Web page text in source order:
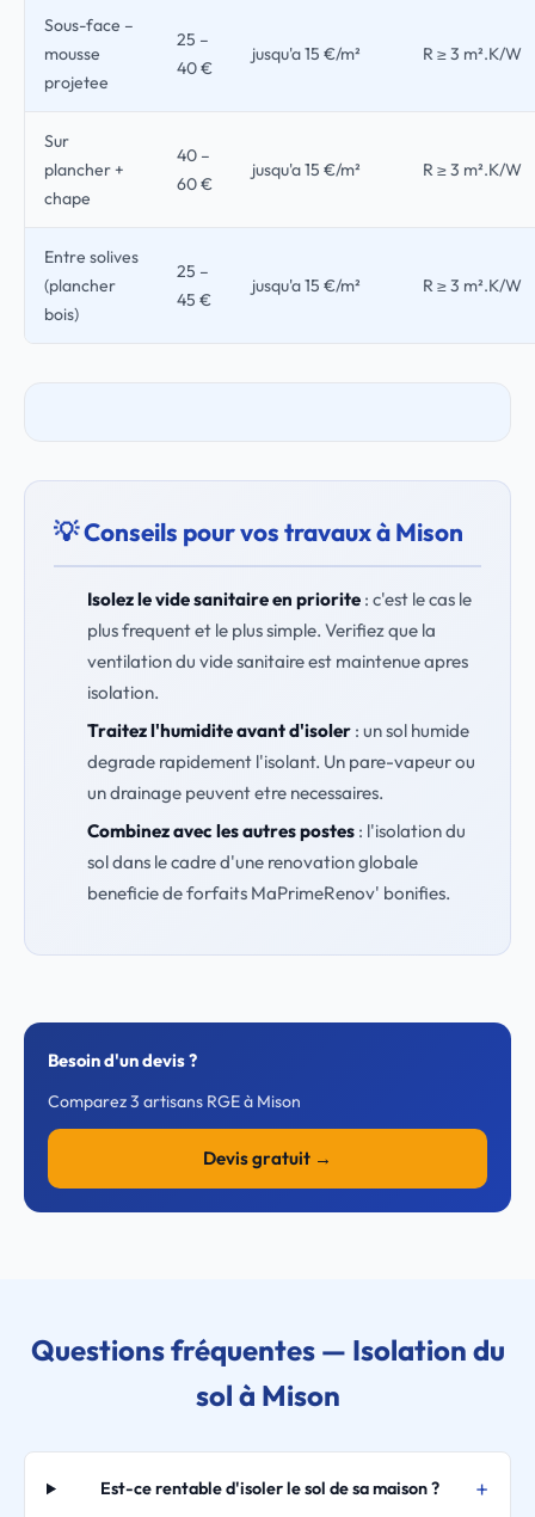
Sous-face –
mousse
projetee
25 –
40 €
jusqu'a 15 €/m² R ≥ 3 m².K/W
Sur
plancher +
chape
40 –
60 €
jusqu'a 15 €/m² R ≥ 3 m².K/W
Entre solives
(plancher
bois)
25 –
45 €
jusqu'a 15 €/m² R ≥ 3 m².K/W
💡 Conseils pour vos travaux à Mison
Isolez le vide sanitaire en priorite: c'est le cas le
plus frequent et le plus simple. Verifiez que la
ventilation du vide sanitaire est maintenue apres
isolation.
Traitez l'humidite avant d'isoler: un sol humide
degrade rapidement l'isolant. Un pare-vapeur ou
un drainage peuvent etre necessaires.
Combinez avec les autres postes: l'isolation du
sol dans le cadre d'une renovation globale
beneficie de forfaits MaPrimeRenov' bonifies.
Besoin d'un devis ?
Comparez 3 artisans RGE à Mison
Devis gratuit →
Questions fréquentes — Isolation du
sol à Mison
Est-ce rentable d'isoler le sol de sa maison ?